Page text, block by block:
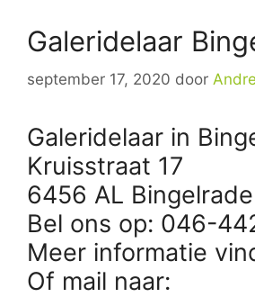
Galeridelaar
september 17, 2020 door
Galeridelaar in
Kruisstraat 17
6456 AL Bingelrade
Bel ons op: 046-
Meer informatie
Of mail naar: